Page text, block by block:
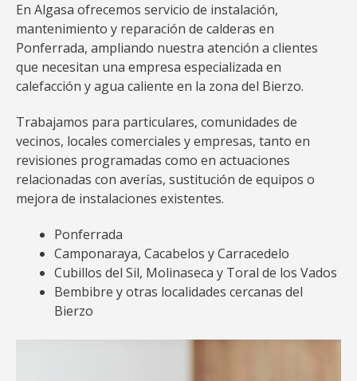
En Algasa ofrecemos servicio de instalación,
mantenimiento y reparación de calderas en
Ponferrada, ampliando nuestra atención a clientes
que necesitan una empresa especializada en
calefacción y agua caliente en la zona del Bierzo.
Trabajamos para particulares, comunidades de
vecinos, locales comerciales y empresas, tanto en
revisiones programadas como en actuaciones
relacionadas con averías, sustitución de equipos o
mejora de instalaciones existentes.
Ponferrada
Camponaraya, Cacabelos y Carracedelo
Cubillos del Sil, Molinaseca y Toral de los Vados
Bembibre y otras localidades cercanas del
Bierzo